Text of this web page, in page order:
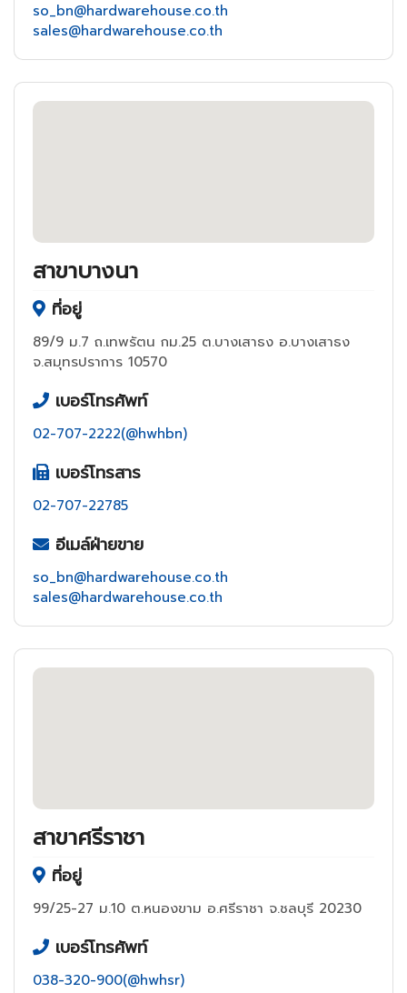
so_bn@hardwarehouse.co.th
sales@hardwarehouse.co.th
สาขาบางนา
ที่อยู่
89/9 ม.7 ถ.เทพรัตน กม.25 ต.บางเสาธง อ.บางเสาธง
จ.สมุทรปราการ 10570
เบอร์โทรศัพท์
02-707-2222(@hwhbn)
เบอร์โทรสาร
02-707-22785
อีเมล์ฝ่ายขาย
so_bn@hardwarehouse.co.th
sales@hardwarehouse.co.th
สาขาศรีราชา
ที่อยู่
99/25-27 ม.10 ต.หนองขาม อ.ศรีราชา จ.ชลบุรี 20230
เบอร์โทรศัพท์
038-320-900(@hwhsr)